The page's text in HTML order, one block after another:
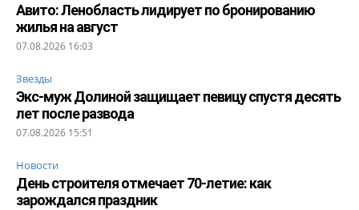
Авито: Ленобласть лидирует по бронированию
жилья на август
07.08.2026 16:03
Звезды
Экс-муж Долиной защищает певицу спустя десять
лет после развода
07.08.2026 15:51
Новости
День строителя отмечает 70-летие: как
зарождался праздник